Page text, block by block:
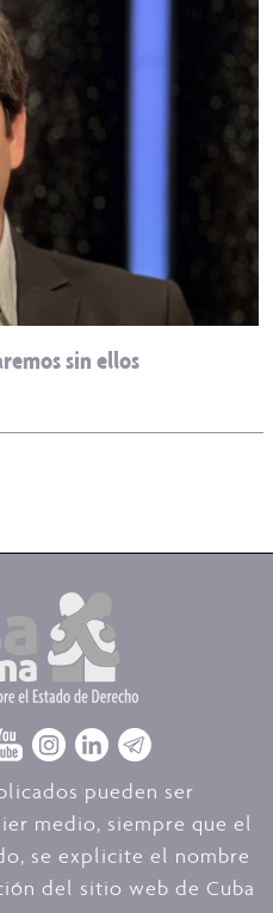
sin ellos
pueden ser
medio, siempre que el
se explicite el nombre
del sitio web de Cuba